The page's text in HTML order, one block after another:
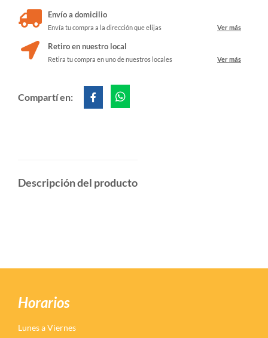
Envío a domicilio
Envía tu compra a la dirección que elijas Ver más
Retiro en nuestro local
Retira tu compra en uno de nuestros locales Ver más
Compartí en:
Descripción del producto
Horarios
Lunes a Viernes